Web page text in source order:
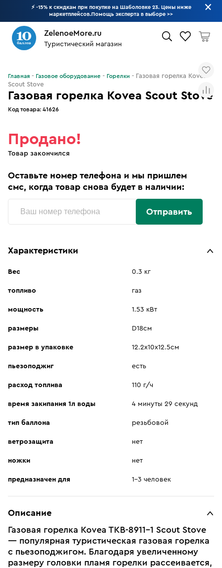
⚡ -15% к скидкам при покупке на Шаболовке 23. Цены ниже
маркетплейсов.Помощь эксперта в выборе >>
ZelenoeMore.ru
Туристический магазин
Газовая горелка Kovea Scout Stove
Код товара: 41626
Главная Газовое оборудование Горелки
Газовая горелка Kovea
Scout Stove
Продано!
Товар закончился
Оставьте номер телефона и мы пришлем
смс, когда товар снова будет в наличии:
Отправить
Характеристики
Вес 0.3 кг
топливо газ
мощность 1.53 кВт
размеры D18см
размер в упаковке 12.2х10х12.5см
пьезоподжиг есть
расход топлива 110 г/ч
время закипания 1л воды 4 минуты 29 секунд
тип баллона резьбовой
ветрозащита нет
ножки нет
предназначен для 1-3 человек
Описание
Газовая горелка Kovea TKB-8911-1 Scout Stove
— популярная туристическая газовая горелка
с пьезоподжигом. Благодаря увеличенному
размеру головки пламя горелки рассеивается,